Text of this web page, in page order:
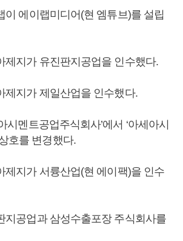
이 에이랩미디어(현 엠튜브)를 설립
제지가 유진판지공업을 인수했다.
제지가 제일산업을 인수했다.
시멘트공업주식회사’에서 ‘아세아시
호를 변경했다.
제지가 서륭산업(현 에이팩)을 인수
지공업과 삼성수출포장 주식회사를